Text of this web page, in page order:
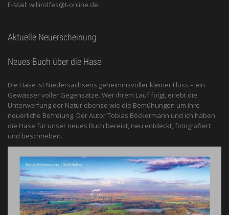
E-Mail: willirolfes@t-online.de
Aktuelle Neuerscheinung
Neues Buch über die Hase
Die Hase ist Niedersachsens geheimnisvoller kleiner Fluss – ein
Gewässer voller Gegensätze. Wer ihrem Lauf folgt, erlebt die
Unterwerfung der Natur ebenso wie die Bemühungen um ihre
neuerliche Befreiung. Der Autor Tobias Böckermann und ich haben
die Hase für unser neues Buch bereist, neu entdeckt, fotografiert
und beschrieben.